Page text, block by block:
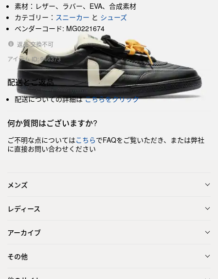
素材：レザー、ラバー、EVA、合成素材
カテゴリー： スニーカー と シューズ
ベンダーコード: MG0221674
返品·交換不可
アイテム ID: 946373
配送とご返品
配送についての詳細はこちらをクリック
何か質問はございますか?
ご不明な点についてはこちらでFAQをご覧いただき、または弊社
に直接お問い合わせください
メンズ
レディース
アーカイブ
その他